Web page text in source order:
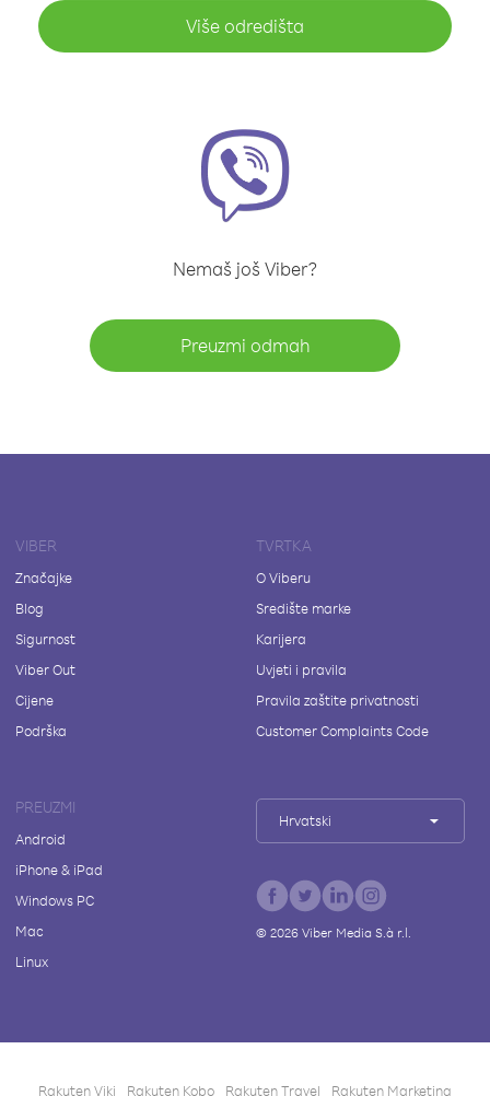
Više odredišta
Nemaš još Viber?
Preuzmi odmah
VIBER
Značajke
Blog
Sigurnost
Viber Out
Cijene
Podrška
TVRTKA
O Viberu
Središte marke
Karijera
Uvjeti i pravila
Pravila zaštite privatnosti
Customer Complaints Code
PREUZMI
Android
iPhone & iPad
Windows PC
Mac
Linux
Hrvatski
© 2026Viber Media S.à r.l.
Rakuten Viki Rakuten Kobo Rakuten Travel Rakuten Marketing